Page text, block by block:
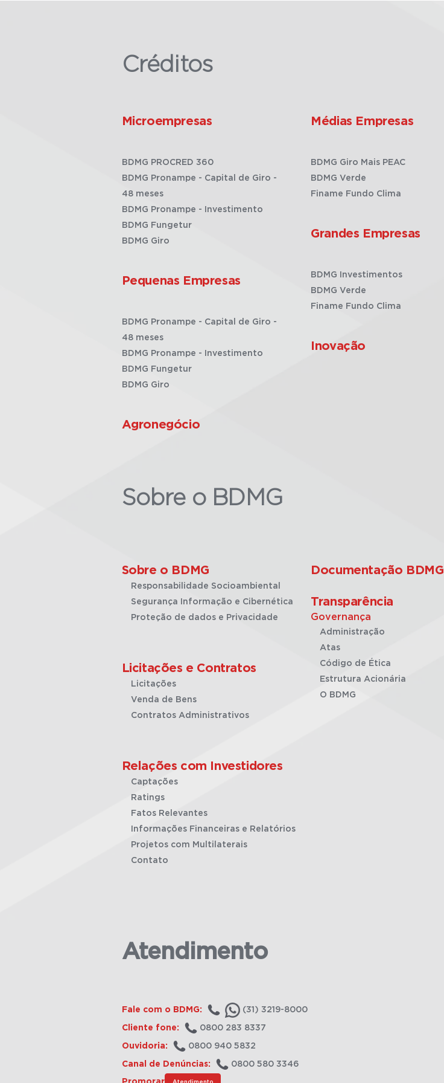
Créditos
Microempresas
BDMG PROCRED 360
BDMG Pronampe - Capital de Giro -
48 meses
BDMG Pronampe - Investimento
BDMG Fungetur
BDMG Giro
Pequenas Empresas
BDMG Pronampe - Capital de Giro -
48 meses
BDMG Pronampe - Investimento
BDMG Fungetur
BDMG Giro
Agronegócio
Médias Empresas
BDMG Giro Mais PEAC
BDMG Verde
Finame Fundo Clima
Grandes Empresas
BDMG Investimentos
BDMG Verde
Finame Fundo Clima
Inovação
Sobre o BDMG
Sobre o BDMG
Responsabilidade Socioambiental
Segurança Informação e Cibernética
Proteção de dados e Privacidade
Licitações e Contratos
Licitações
Venda de Bens
Contratos Administrativos
Relações com Investidores
Captações
Ratings
Fatos Relevantes
Informações Financeiras e Relatórios
Projetos com Multilaterais
Contato
Documentação BDMG
Transparência
Governança
Administração
Atas
Código de Ética
Estrutura Acionária
O BDMG
Atendimento
Fale com o BDMG: (31) 3219-8000
Cliente fone: 0800 283 8337
Ouvidoria: 0800 940 5832
Canal de Denúncias: 0800 580 3346
Atendimento